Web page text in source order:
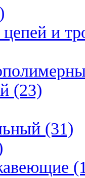
и
(23)
(31)